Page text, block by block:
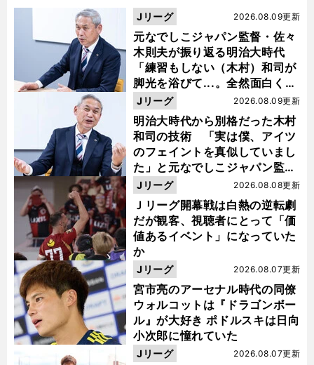
元なでしこジャパン監督・佐々
木則夫が振り返る明治大時代
「練習もしない（木村）和司が
脚光を浴びて...。全然面白くな
い４年間でした」
2026.08.09更新
Jリーグ
明治大時代から別格だった木村
和司の技術 「実は僕、アイツ
のフェイントを真似していまし
た」と元なでしこジャパン監
督・佐々木則夫
2026.08.09更新
Jリーグ
Ｊリーグ開幕戦は白熱の逆転劇
だが観客、視聴者にとって「価
値あるイベント」になっていた
か
2026.08.08更新
Jリーグ
宮市亮のアーセナル時代の同僚
ウォルコットは『ドラゴンボー
ル』が大好き ポドルスキは日向
小次郎に憧れていた
2026.08.07更新
Jリーグ
2026.08.07更新
Jリーグ